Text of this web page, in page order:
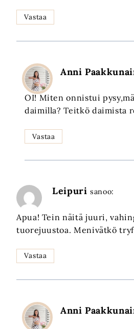
Vastaa
Anni
OI! Miten onnistui
daimilla? Teitkö daimista
Vastaa
Leipuri sanoo:
Apua! Tein näitä juuri,
tuorejuustoa. Menivätkö
Vastaa
Anni